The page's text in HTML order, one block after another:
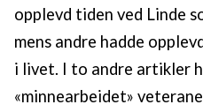
opplevd tiden ved Linde
mens andre hadde
i livet. I to andre artikler
«minnearbeidet»